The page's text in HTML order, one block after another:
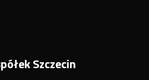
Szczecin